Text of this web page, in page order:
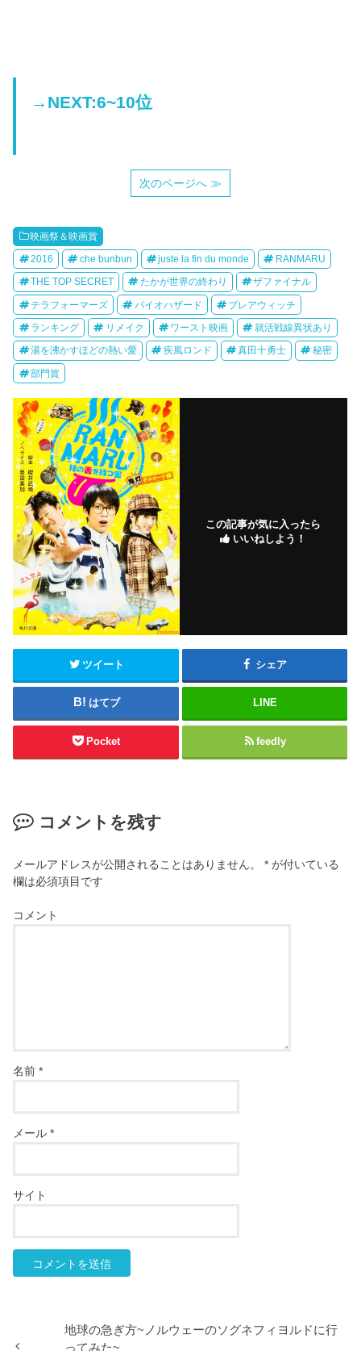
→NEXT:6~10位
次のページへ ≫
映画祭＆映画賞
2016 che bunbun juste la fin du monde RANMARU
THE TOP SECRET たかが世界の終わり ザファイナル
テラフォーマーズ バイオハザード ブレアウィッチ
ランキング リメイク ワースト映画 就活戦線異状あり
湯を沸かすほどの熱い愛 疾風ロンド 真田十勇士 秘密
部門賞
この記事が気に入ったら
いいねしよう！
ツイート シェア
はてブ LINE
Pocket feedly
コメントを残す
メールアドレスが公開されることはありません。 * が付いている
欄は必須項目です
コメント
名前*
メール*
サイト
地球の急ぎ方~ノルウェーのソグネフィヨルドに行
ってみた~